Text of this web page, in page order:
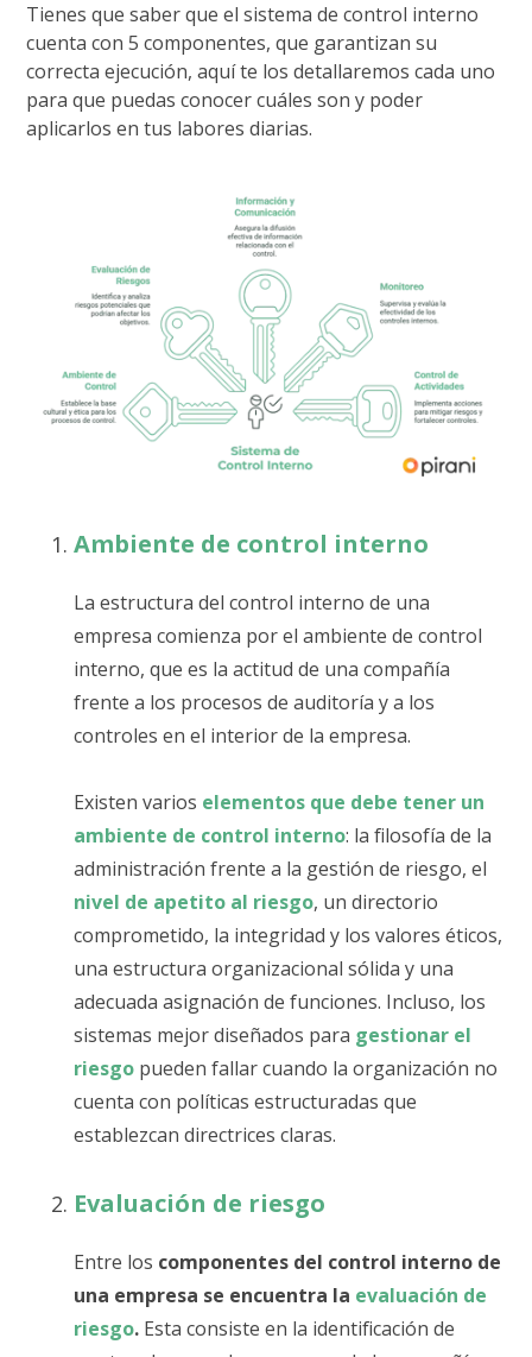
Tienes que saber que el sistema de control interno
cuenta con 5 componentes, que garantizan su
correcta ejecución, aquí te los detallaremos cada uno
para que puedas conocer cuáles son y poder
aplicarlos en tus labores diarias.
Ambiente de control interno
La estructura del control interno de una
empresa comienza por el ambiente de control
interno, que es la actitud de una compañía
frente a los procesos de auditoría y a los
controles en el interior de la empresa.
Existen varios elementos que debe tener un
ambiente de control interno: la filosofía de la
administración frente a la gestión de riesgo, el
nivel de apetito al riesgo, un directorio
comprometido, la integridad y los valores éticos,
una estructura organizacional sólida y una
adecuada asignación de funciones. Incluso, los
sistemas mejor diseñados para gestionar el
riesgo pueden fallar cuando la organización no
cuenta con políticas estructuradas que
establezcan directrices claras.
Evaluación de riesgo
Entre los componentes del control interno de
una empresa se encuentra la evaluación de
riesgo. Esta consiste en la identificación de